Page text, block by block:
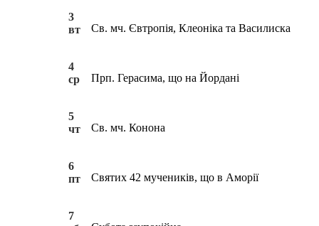
3
вт
Св. мч. Євтропія, Клеоніка та Василиска
4
ср
Прп. Герасима, що на Йордані
5
чт
Св. мч. Конона
6
пт
Святих 42 мучеників, що в Аморії
7